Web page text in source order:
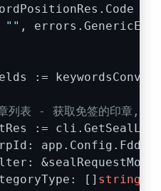
!=
"" ,
:=
表 - 获取免签的印章, 需
:=
[]
string